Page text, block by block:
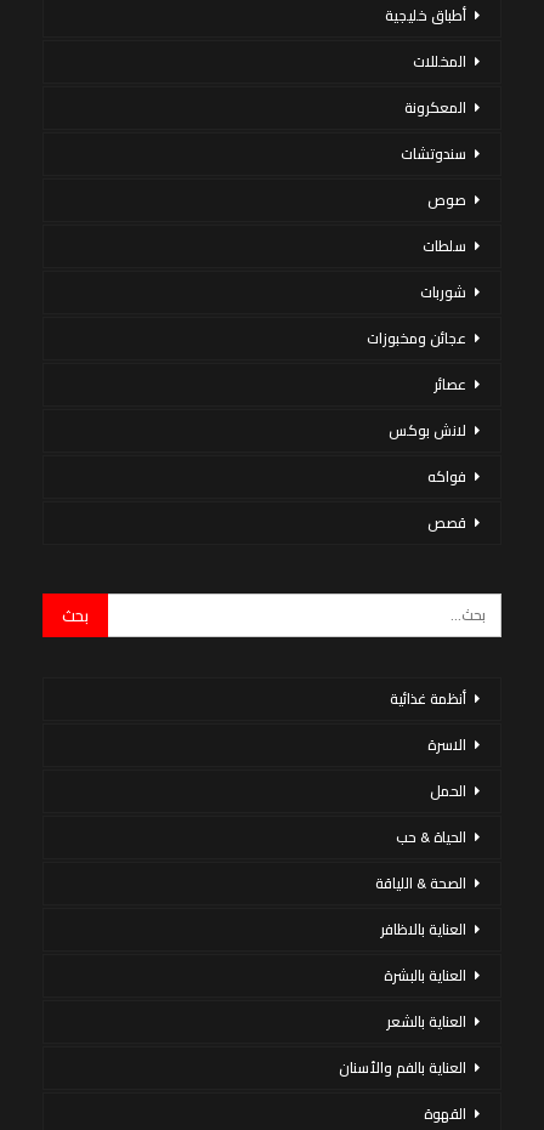
أطباق خليجية
المخللات
المعكرونة
سندوتشات
صوص
سلطات
شوربات
عجائن ومخبوزات
عصائر
لانش بوكس
فواكه
قصص
أنظمة غذائية
الاسرة
الحمل
الحياة & حب
الصحة & اللياقة
العناية بالاظافر
العناية بالبشرة
العناية بالشعر
العناية بالفم والأسنان
القهوة